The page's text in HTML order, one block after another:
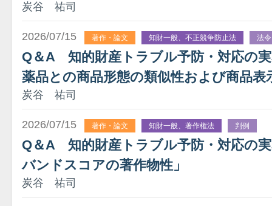
炭谷 祐司
2026/07/15 著作・論文 知財一般、不正競争防止法 法令
Q＆A 知的財産トラブル予防・対応の
薬品との商品形態の類似性および商品表
炭谷 祐司
2026/07/15 著作・論文 知財一般、著作権法 判例
Q＆A 知的財産トラブル予防・対応の
バンドスコアの著作物性」
炭谷 祐司